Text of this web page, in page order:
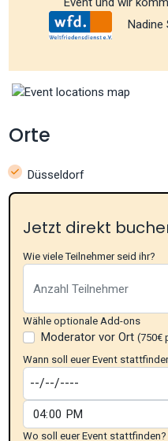
Nadine
Orte
Düsseldorf
Jetzt direkt
Wie viele Teilnehmer seid ihr?
Wähle optionale Add-ons
Moderator vor Ort (750€
Wann soll euer Event
Wo soll euer Event stattfinden?